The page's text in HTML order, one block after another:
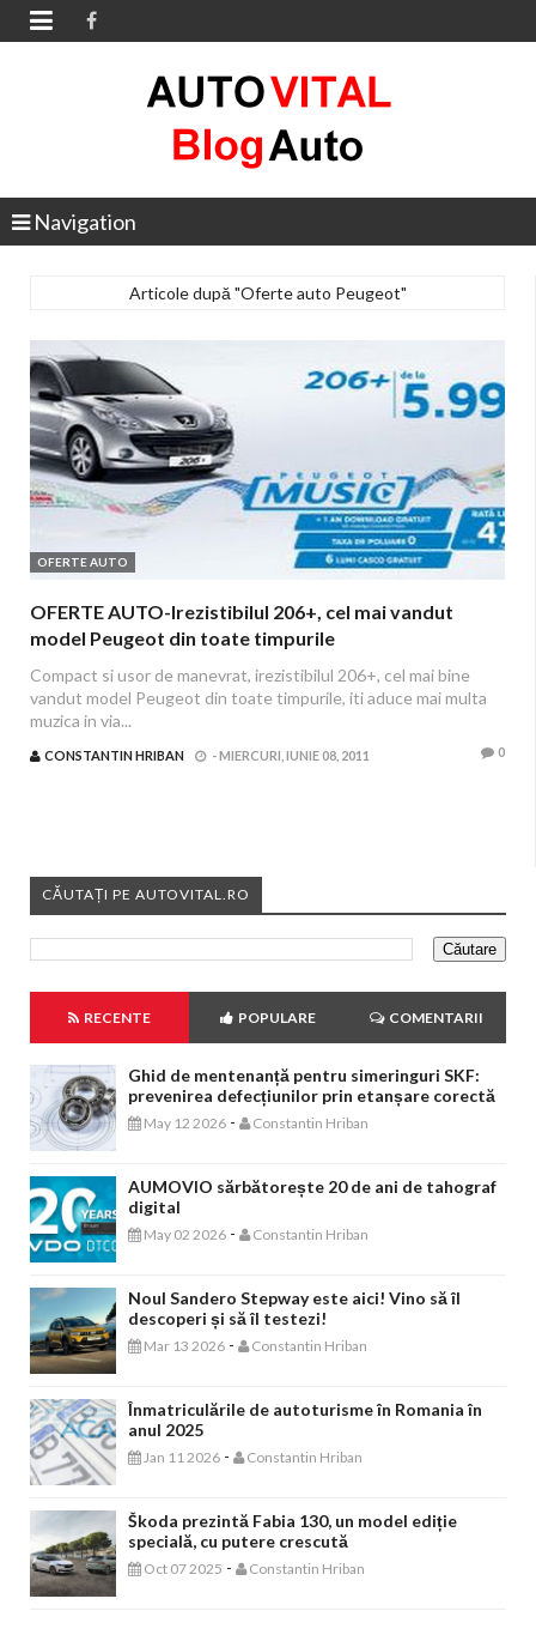

Navigation
Articole după "Oferte auto Peugeot"
OFERTE AUTO
OFERTE AUTO-Irezistibilul 206+, cel mai vandut
model Peugeot din toate timpurile
Compact si usor de manevrat, irezistibilul 206+, cel mai bine
vandut model Peugeot din toate timpurile, iti aduce mai multa
muzica in via...
CONSTANTIN HRIBAN -MIERCURI, IUNIE 08, 2011 0
CĂUTAȚI PE AUTOVITAL.RO
RECENTE POPULARE COMENTARII
Ghid de mentenanță pentru simeringuri SKF:
prevenirea defecțiunilor prin etanșare corectă
May 12 2026 - Constantin Hriban
AUMOVIO sărbătorește 20 de ani de tahograf
digital
May 02 2026 - Constantin Hriban
Noul Sandero Stepway este aici! Vino să îl
descoperi și să îl testezi!
Mar 13 2026 - Constantin Hriban
Înmatriculările de autoturisme în Romania în
anul 2025
Jan 11 2026 - Constantin Hriban
Škoda prezintă Fabia 130, un model ediție
specială, cu putere crescută
Oct 07 2025 - Constantin Hriban